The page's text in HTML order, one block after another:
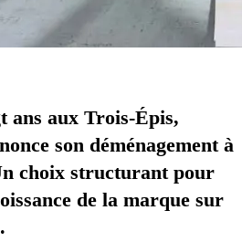
ans aux Trois-Épis,
son déménagement à
choix structurant pour
de la marque sur